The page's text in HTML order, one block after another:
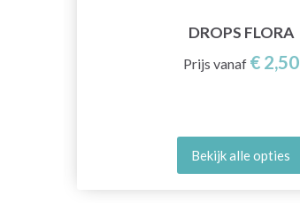
DROPS FLORA
Prijs vanaf € 2,50
Bekijk alle opties